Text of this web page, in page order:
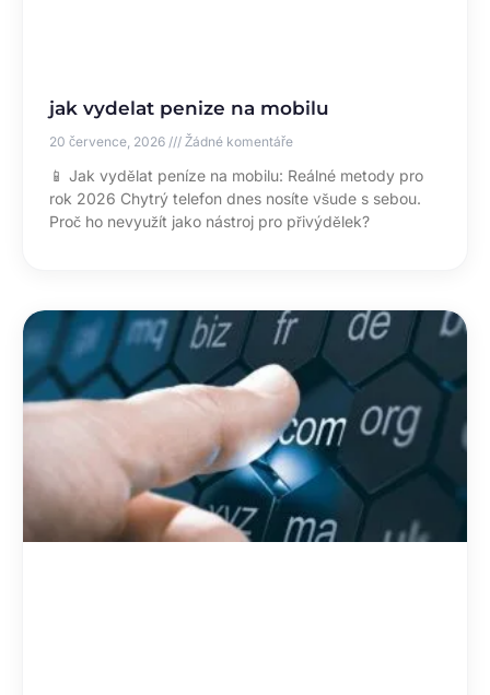
jak vydelat penize na mobilu
20 července, 2026 Žádné komentáře
📱 Jak vydělat peníze na mobilu: Reálné metody pro
rok 2026 Chytrý telefon dnes nosíte všude s sebou.
Proč ho nevyužít jako nástroj pro přivýdělek?